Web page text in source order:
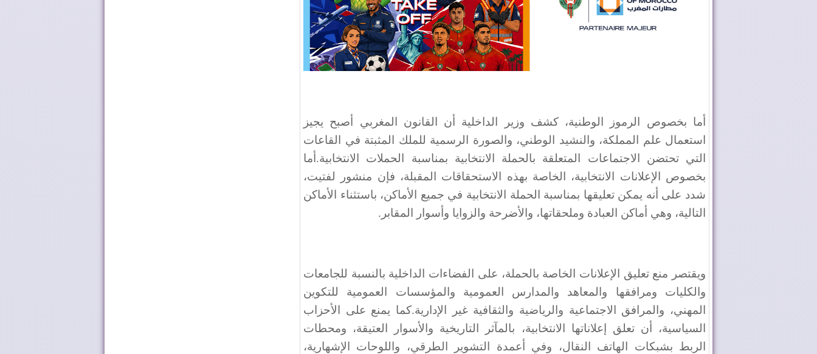
أما بخصوص الرموز الوطنية، كشف وزير الداخلية أن القانون المغربي أصبح يجيز
استعمال علم المملكة، والنشيد الوطني، والصورة الرسمية للملك المثبتة في القاعات
التي تحتضن الاجتماعات المتعلقة بالحملة الانتخابية بمناسبة الحملات الانتخابية.أما
بخصوص الإعلانات الانتخابية، الخاصة بهذه الاستحقاقات المقبلة، فإن منشور لفتيت،
شدد على أنه يمكن تعليقها بمناسبة الحملة الانتخابية في جميع الأماكن، باستثناء الأماكن
التالية، وهي أماكن العبادة وملحقاتها، والأضرحة والزوايا وأسوار المقابر.
ويقتصر منع تعليق الإعلانات الخاصة بالحملة، على الفضاءات الداخلية بالنسبة للجامعات
والكليات ومرافقها والمعاهد والمدارس العمومية والمؤسسات العمومية للتكوين
المهني، والمرافق الاجتماعية والرياضية والثقافية غير الإدارية.كما يمنع على الأحزاب
السياسية، أن تعلق إعلاناتها الانتخابية، بالمآثر التاريخية والأسوار العتيقة، ومحطات
الربط بشبكات الهاتف النقال، وفي أعمدة التشوير الطرقي، واللوحات الإشهارية،